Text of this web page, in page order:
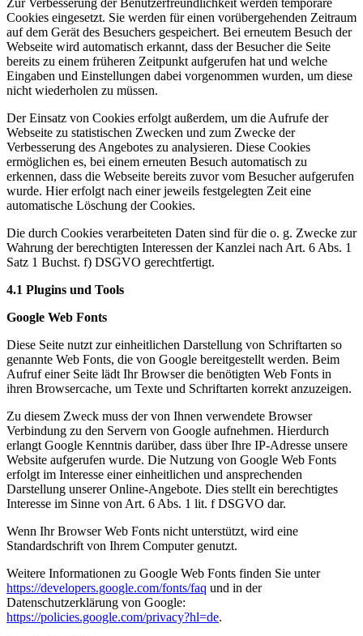
Cookies eingesetzt. Sie werden für einen vorübergehenden Zeitraum
auf dem Gerät des Besuchers gespeichert. Bei erneutem Besuch der
Webseite wird automatisch erkannt, dass der Besucher die Seite
bereits zu einem früheren Zeitpunkt aufgerufen hat und welche
Eingaben und Einstellungen dabei vorgenommen wurden, um diese
nicht wiederholen zu müssen.
Der Einsatz von Cookies erfolgt außerdem, um die Aufrufe der
Webseite zu statistischen Zwecken und zum Zwecke der
Verbesserung des Angebotes zu analysieren. Diese Cookies
ermöglichen es, bei einem erneuten Besuch automatisch zu
erkennen, dass die Webseite bereits zuvor vom Besucher aufgerufen
wurde. Hier erfolgt nach einer jeweils festgelegten Zeit eine
automatische Löschung der Cookies.
Die durch Cookies verarbeiteten Daten sind für die o. g. Zwecke zur
Wahrung der berechtigten Interessen der Kanzlei nach Art. 6 Abs. 1
Satz 1 Buchst. f) DSGVO gerechtfertigt.
4.1 Plugins und Tools
Google Web Fonts
Diese Seite nutzt zur einheitlichen Darstellung von Schriftarten so
genannte Web Fonts, die von Google bereitgestellt werden. Beim
Aufruf einer Seite lädt Ihr Browser die benötigten Web Fonts in
ihren Browsercache, um Texte und Schriftarten korrekt anzuzeigen.
Zu diesem Zweck muss der von Ihnen verwendete Browser
Verbindung zu den Servern von Google aufnehmen. Hierdurch
erlangt Google Kenntnis darüber, dass über Ihre IP-Adresse unsere
Website aufgerufen wurde. Die Nutzung von Google Web Fonts
erfolgt im Interesse einer einheitlichen und ansprechenden
Darstellung unserer Online-Angebote. Dies stellt ein berechtigtes
Interesse im Sinne von Art. 6 Abs. 1 lit. f DSGVO dar.
Wenn Ihr Browser Web Fonts nicht unterstützt, wird eine
Standardschrift von Ihrem Computer genutzt.
Weitere Informationen zu Google Web Fonts finden Sie unter
https://developers.google.com/fonts/faq und in der
Datenschutzerklärung von Google:
https://policies.google.com/privacy?hl=de.